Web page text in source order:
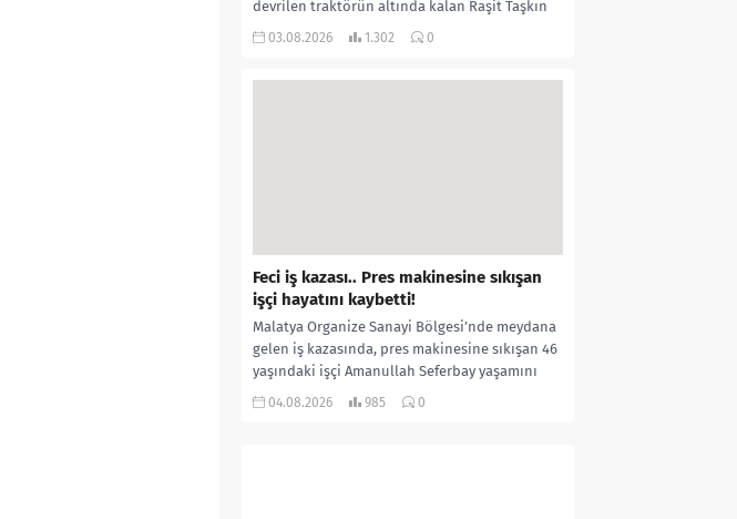
devrilen traktörün altında kalan Raşit Taşkın
ile eşi Fatma...
03.08.2026 1.302 0
Feci iş kazası.. Pres makinesine sıkışan
işçi hayatını kaybetti!
Malatya Organize Sanayi Bölgesi’nde meydana
gelen iş kazasında, pres makinesine sıkışan 46
yaşındaki işçi Amanullah Seferbay yaşamını
yitirdi. Olayla ilgili...
04.08.2026 985 0